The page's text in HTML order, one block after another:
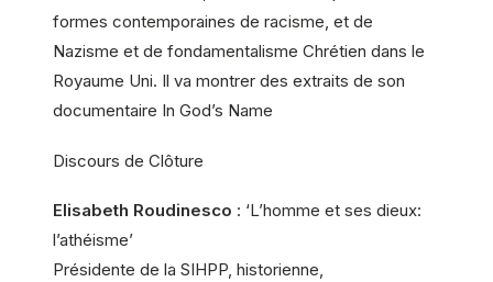
formes contemporaines de racisme, et de
Nazisme et de fondamentalisme Chrétien dans le
Royaume Uni. Il va montrer des extraits de son
documentaire In God’s Name
Discours de Clôture
Elisabeth Roudinesco : ‘L’homme et ses dieux:
l’athéisme’
Présidente de la SIHPP, historienne,